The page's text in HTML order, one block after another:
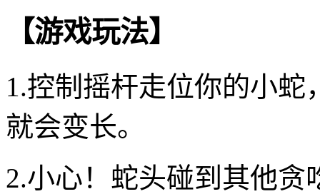
【游戏玩法】
1.控制摇杆走位你的小
就会变长。
2.小心！蛇头碰到其他